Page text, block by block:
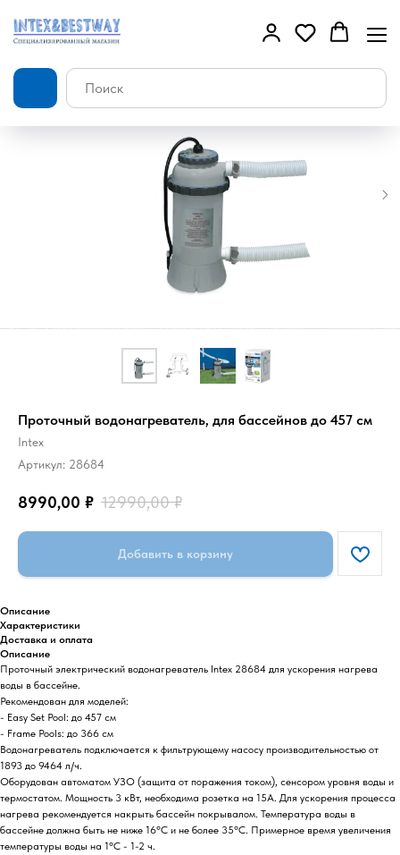
Проточный водонагреватель, для бассейнов до 457 см
Intex
Артикул: 28684
8990,00 ₽ 12990,00 ₽
Добавить в корзину
Описание
Характеристики
Доставка и оплата
Описание
Проточный электрический водонагреватель Intex 28684 для ускорения нагрева
воды в бассейне.
Рекомендован для моделей:
- Easy Set Pool: до 457 см
- Frame Pools: до 366 см
Водонагреватель подключается к фильтрующему насосу производительностью от
1893 до 9464 л/ч.
Оборудован автоматом УЗО (защита от поражения током), сенсором уровня воды и
термостатом. Мощность 3 кВт, необходима розетка на 15А. Для ускорения процесса
нагрева рекомендуется накрыть бассейн покрывалом. Температура воды в
бассейне должна быть не ниже 16°C и не более 35°C. Примерное время увеличения
температуры воды на 1°C - 1-2 ч.